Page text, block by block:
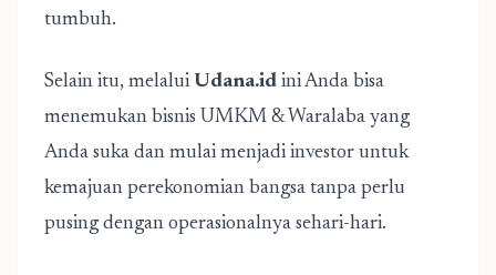
tumbuh.
Selain itu, melalui Udana.id ini Anda bisa
menemukan bisnis UMKM & Waralaba yang
Anda suka dan mulai menjadi investor untuk
kemajuan perekonomian bangsa tanpa perlu
pusing dengan operasionalnya sehari-hari.